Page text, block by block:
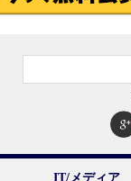
IT/メディア